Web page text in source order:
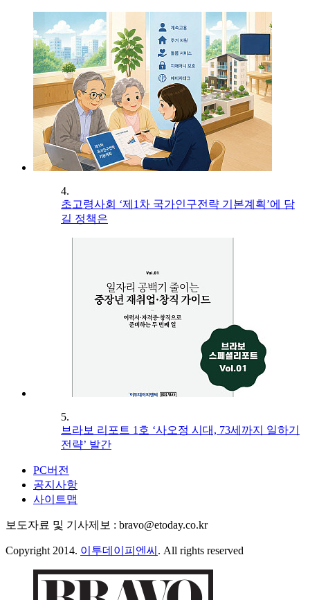
4.
초고령사회 ‘제1차 국가인구전략 기본계획’에 담
길 정책은
5.
브라보 리포트 1호 ‘사오정 시대, 73세까지 일하기
전략’ 발간
PC버전
공지사항
사이트맵
보도자료 및 기사제보 : bravo@etoday.co.kr
Copyright 2014. 이투데이피엔씨 . All rights reserved